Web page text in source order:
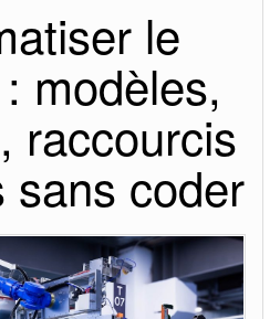
le
modèles,
raccourcis
sans coder